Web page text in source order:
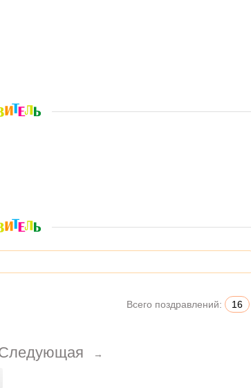
Всего поздравлений: 16
→